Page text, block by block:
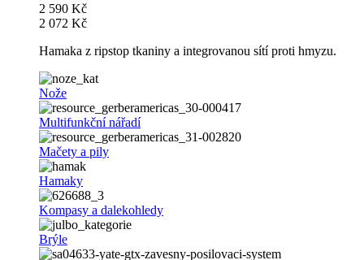
2 590 Kč
2 072 Kč
Hamaka z ripstop tkaniny a integrovanou sítí proti hmyzu.
Nože
Multifunkční nářadí
Mačety a pily
Hamaky
Kompasy a dalekohledy
Brýle